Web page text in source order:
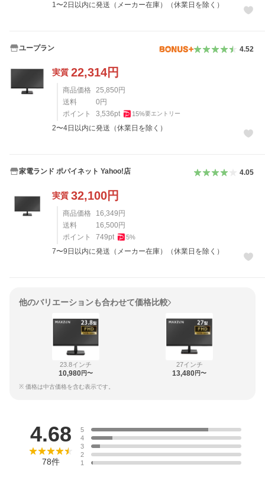
1〜2日以内に発送（メーカー在庫）（休業日を除く）
ユープラン 4.52
実質 22,314円
商品価格 25,850 円
送料
0 円
ポイント
3,536pt 15%要エントリー
2〜4日以内に発送（休業日を除く）
家電ランド ポパイネット Yahoo!店 4.05
実質 32,100円
商品価格 16,349 円
送料
16,500 円
ポイント
749pt 5%
7〜9日以内に発送（メーカー在庫）（休業日を除く）
他のバリエーションも合わせて価格比較
23.8インチ
10,980円〜
27インチ
13,480円〜
※ 価格は中古価格を含む表示です。
4.68
78件
5
4
3
2
1